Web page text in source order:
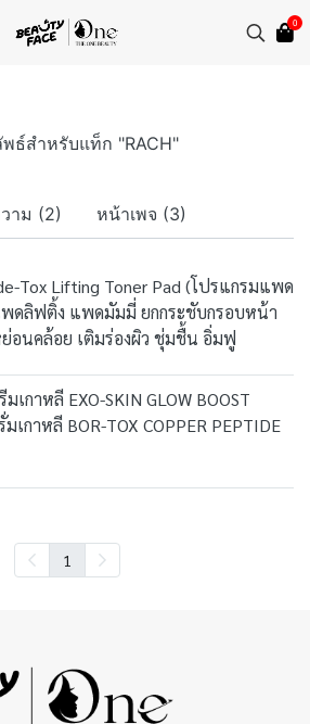
0
ธ์สำหรับแท็ก "RACH"
าม (2) หน้าเพจ (3)
Tox Lifting Toner Pad (โปรแกรมแพด
ดลิฟติ้ง แพดมัมมี่ ยกกระชับกรอบหน้า
ย่อนคล้อย เติมร่องผิว ชุ่มชื้น อิ่มฟู
เกาหลี EXO-SKIN GLOW BOOST
มเกาหลี BOR-TOX COPPER PEPTIDE
1